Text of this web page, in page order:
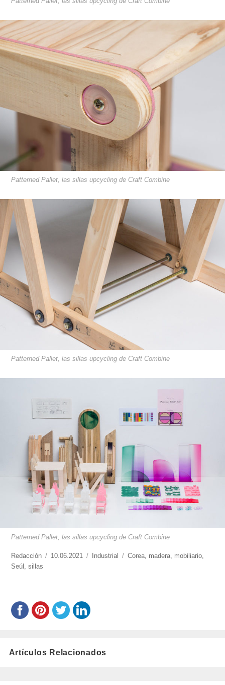
Patterned Pallet, las sillas upcycling de Craft Combine
Patterned Pallet, las sillas upcycling de Craft Combine
Patterned Pallet, las sillas upcycling de Craft Combine
https://www.experimenta.es/author/redaccion/
Redacción
Publicado
10.06.2021 Categorías
Industrial Etiquetas
Corea, madera, mobiliario,
Seúl ,sillas
Artículos Relacionados